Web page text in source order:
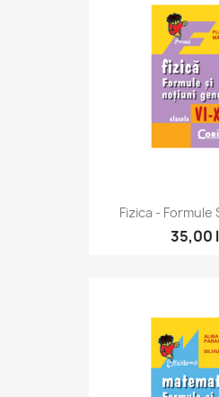
Fizica - Formule
35,00